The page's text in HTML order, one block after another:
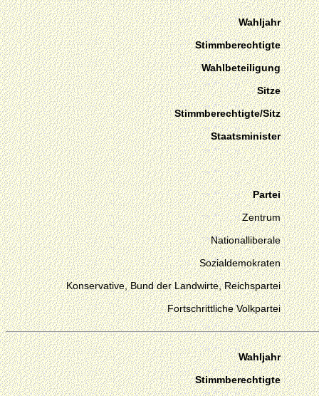
Wahljahr
Stimmberechtigte
Wahlbeteiligung
Sitze
Stimmberechtigte/Sitz
Staatsminister
Partei
Zentrum
Nationalliberale
Sozialdemokraten
Konservative, Bund der Landwirte, Reichspartei
Fortschrittliche Volkpartei
Wahljahr
Stimmberechtigte